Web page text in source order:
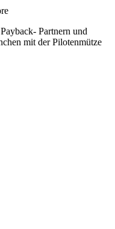
Partnern und
mit der Pilotenmütze